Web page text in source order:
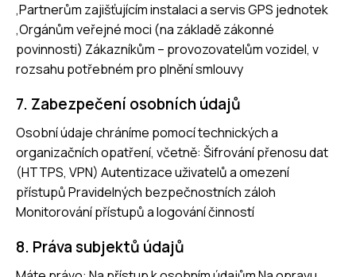
,Partnerům zajišťujícím instalaci a servis GPS jednotek
,Orgánům veřejné moci (na základě zákonné
povinnosti) Zákazníkům – provozovatelům vozidel, v
rozsahu potřebném pro plnění smlouvy
7. Zabezpečení osobních údajů
Osobní údaje chráníme pomocí technických a
organizačních opatření, včetně: Šifrování přenosu dat
(HTTPS, VPN) Autentizace uživatelů a omezení
přístupů Pravidelných bezpečnostních záloh
Monitorování přístupů a logování činností
8. Práva subjektů údajů